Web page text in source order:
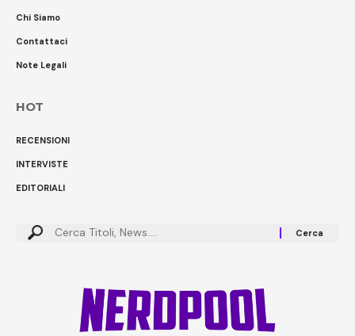
Chi Siamo
Contattaci
Note Legali
HOT
RECENSIONI
INTERVISTE
EDITORIALI